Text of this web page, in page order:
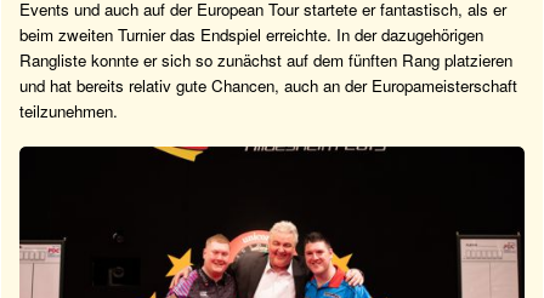
Events und auch auf der European Tour startete er fantastisch, als er
beim zweiten Turnier das Endspiel erreichte. In der dazugehörigen
Rangliste konnte er sich so zunächst auf dem fünften Rang platzieren
und hat bereits relativ gute Chancen, auch an der Europameisterschaft
teilzunehmen.